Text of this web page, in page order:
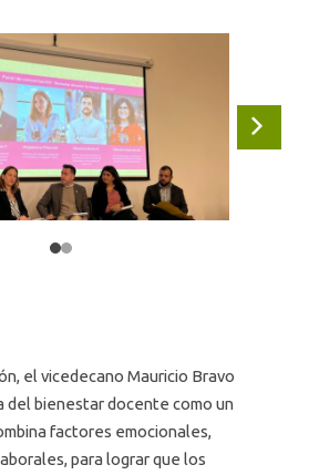
el vicedecano Mauricio Bravo
del bienestar docente como un
factores emocionales,
para lograr que los